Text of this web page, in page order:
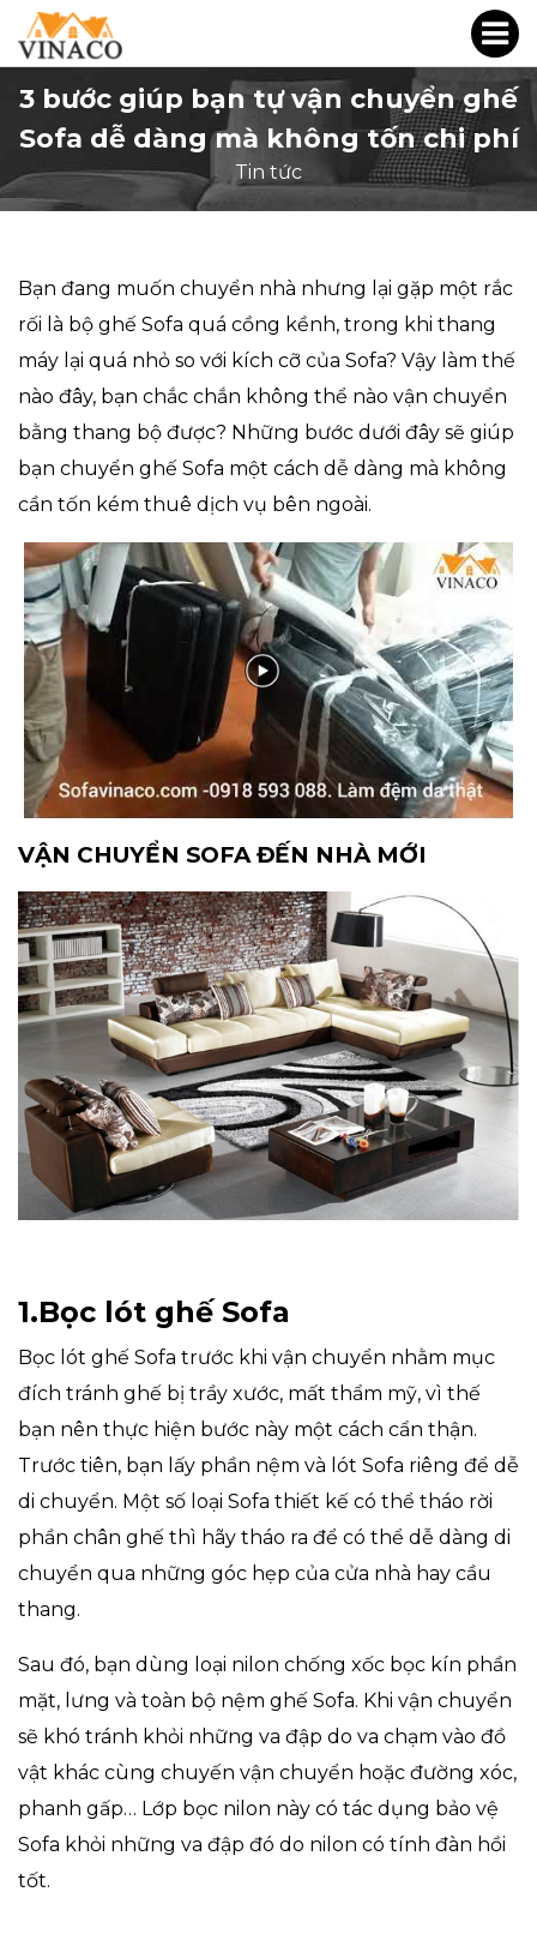
3 bước giúp bạn tự vận chuyển ghế
Sofa dễ dàng mà không tốn chi phí
Tin tức
Bạn đang muốn chuyển nhà nhưng lại gặp một rắc
rối là bộ ghế Sofa quá cồng kềnh, trong khi thang
máy lại quá nhỏ so với kích cỡ của Sofa? Vậy làm thế
nào đây, bạn chắc chắn không thể nào vận chuyển
bằng thang bộ được? Những bước dưới đây sẽ giúp
bạn chuyển ghế Sofa một cách dễ dàng mà không
cần tốn kém thuê dịch vụ bên ngoài.
VẬN CHUYỂN SOFA ĐẾN NHÀ MỚI
1.Bọc lót ghế Sofa
Bọc lót ghế Sofa trước khi vận chuyển nhằm mục
đích tránh ghế bị trầy xước, mất thẩm mỹ, vì thế
bạn nên thực hiện bước này một cách cẩn thận.
Trước tiên, bạn lấy phần nệm và lót Sofa riêng để dễ
di chuyển. Một số loại Sofa thiết kế có thể tháo rời
phần chân ghế thì hãy tháo ra để có thể dễ dàng di
chuyển qua những góc hẹp của cửa nhà hay cầu
thang.
Sau đó, bạn dùng loại nilon chống xốc bọc kín phần
mặt, lưng và toàn bộ nệm ghế Sofa. Khi vận chuyển
sẽ khó tránh khỏi những va đập do va chạm vào đồ
vật khác cùng chuyến vận chuyển hoặc đường xóc,
phanh gấp… Lớp bọc nilon này có tác dụng bảo vệ
Sofa khỏi những va đập đó do nilon có tính đàn hồi
tốt.